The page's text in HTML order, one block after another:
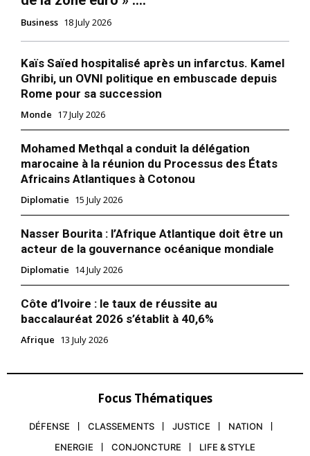
Business 18 July 2026
Kaïs Saïed hospitalisé après un infarctus. Kamel
Ghribi, un OVNI politique en embuscade depuis
Rome pour sa succession
Monde 17 July 2026
Mohamed Methqal a conduit la délégation
marocaine à la réunion du Processus des États
Africains Atlantiques à Cotonou
Diplomatie 15 July 2026
Nasser Bourita : l’Afrique Atlantique doit être un
acteur de la gouvernance océanique mondiale
Diplomatie 14 July 2026
Côte d’Ivoire : le taux de réussite au
baccalauréat 2026 s’établit à 40,6%
Afrique 13 July 2026
Focus Thématiques
DÉFENSE CLASSEMENTS JUSTICE
NATION
ENERGIE
CONJONCTURE LIFE & STYLE